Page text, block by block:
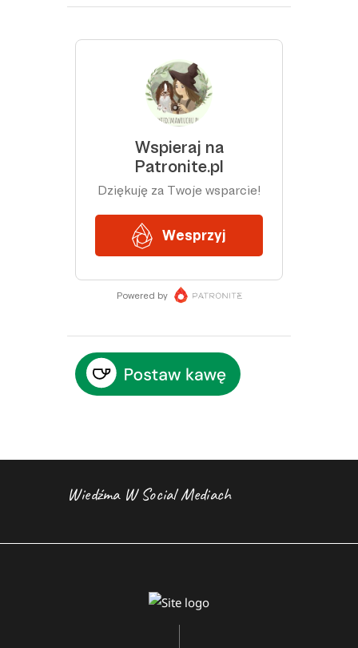
Wiedźma W Social Mediach